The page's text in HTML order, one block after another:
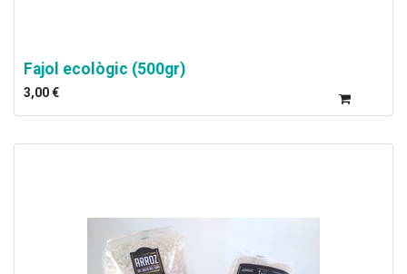
Fajol ecològic (500gr)
3,00€